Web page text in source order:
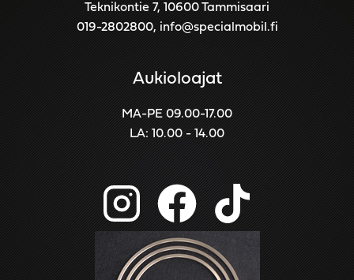
Teknikontie 7, 10600 Tammisaari
019-2802800, info@specialmobil.fi
Aukioloajat
MA-PE 09.00-17.00
LA: 10.00 - 14.00